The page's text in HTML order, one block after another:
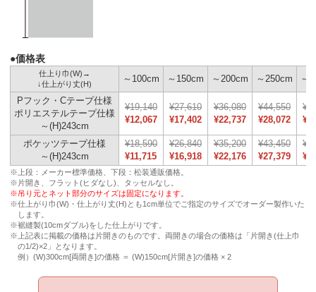
●価格表
仕上り巾(W)→
↓仕上がり丈(H)
～100cm ～150cm ～200cm ～250cm ～
Pフック・Cテープ仕様
ポリエステルテープ仕様
～(H)243cm
¥19,140
¥12,067
¥27,610
¥17,402
¥36,080
¥22,737
¥44,550
¥28,072
ポケッツテープ仕様
～(H)243cm
¥18,590
¥11,715
¥26,840
¥16,918
¥35,200
¥22,176
¥43,450
¥27,379
※上段：メーカー標準価格、下段：松装通販価格。
※片開き、フラット(ヒダなし)、タッセルなし。
※吊り元とネット部分のサイズは固定になります。
※仕上がり巾(W)・仕上がり丈(H)とも1cm単位でご指定のサイズでオーダー製作いた
します。
※裾縫製(10cmダブル)をした仕上がりです。
※上記表に掲載の価格は片開きのものです。両開きの場合の価格は「片開き(仕上巾
の1/2)×2」となります。
例）(W)300cm[両開き]の価格 ＝ (W)150cm[片開き]の価格 × 2